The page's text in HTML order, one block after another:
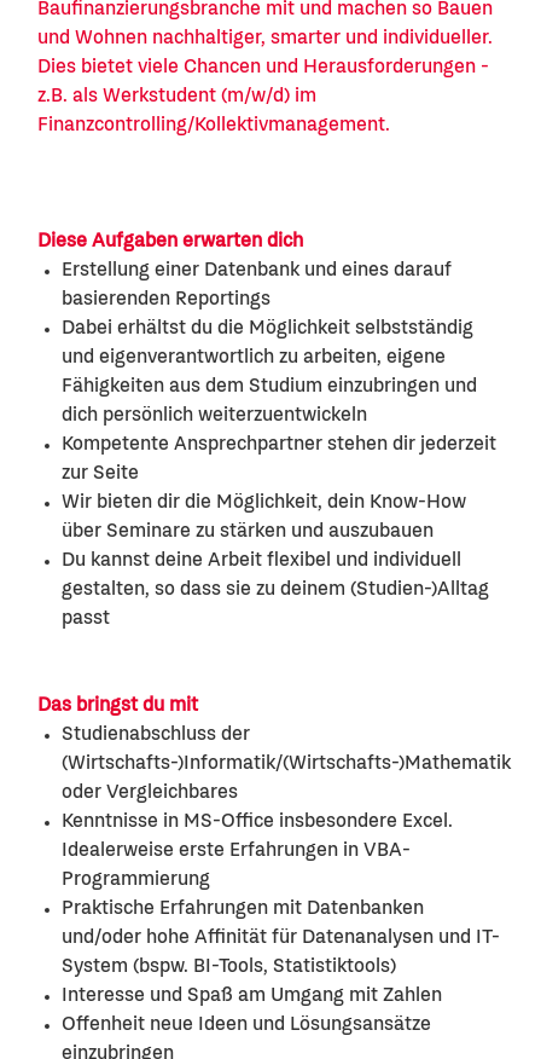
Baufinanzierungsbranche mit und machen so Bauen
und Wohnen nachhaltiger, smarter und individueller.
Dies bietet viele Chancen und Herausforderungen -
z.B. als Werkstudent (m/w/d) im
Finanzcontrolling/Kollektivmanagement.
Diese Aufgaben erwarten dich
Erstellung einer Datenbank und eines darauf
basierenden Reportings
Dabei erhältst du die Möglichkeit selbstständig
und eigenverantwortlich zu arbeiten, eigene
Fähigkeiten aus dem Studium einzubringen und
dich persönlich weiterzuentwickeln
Kompetente Ansprechpartner stehen dir jederzeit
zur Seite
Wir bieten dir die Möglichkeit, dein Know-How
über Seminare zu stärken und auszubauen
Du kannst deine Arbeit flexibel und individuell
gestalten, so dass sie zu deinem (Studien-)Alltag
passt
Das bringst du mit
Studienabschluss der
(Wirtschafts-)Informatik/(Wirtschafts-)Mathematik
oder Vergleichbares
Kenntnisse in MS-Office insbesondere Excel.
Idealerweise erste Erfahrungen in VBA-
Programmierung
Praktische Erfahrungen mit Datenbanken
und/oder hohe Affinität für Datenanalysen und IT-
System (bspw. BI-Tools, Statistiktools)
Interesse und Spaß am Umgang mit Zahlen
Offenheit neue Ideen und Lösungsansätze